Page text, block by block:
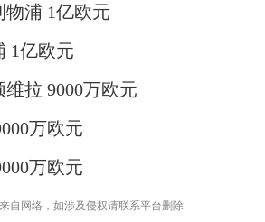
物浦 1亿欧元
1亿欧元
拉 9000万欧元
万欧元
万欧元
自网络，如涉及侵权请联系平台删除